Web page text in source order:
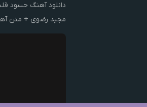
دانلود آهنگ حسود
مجید رضوی + متن